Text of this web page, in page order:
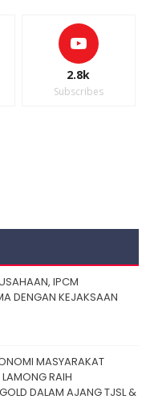
2.8k
Subscribes
IPCM
DENGAN KEJAKSAAN
MASYARAKAT
LAMONG RAIH
DALAM AJANG TJSL &